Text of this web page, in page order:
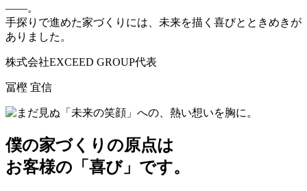
――。
手探りで進めた家づくりには、未来を描く喜びとときめきが
ありました。
株式会社EXCEED GROUP代表
冨樫 宜信
僕の家づくりの原点は
お客様の「喜び」です。